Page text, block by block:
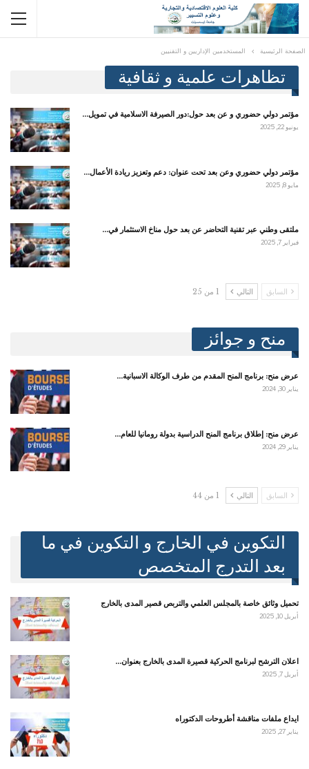
الصفحة الرئيسية المستخدمين الإداريين و التقنيين
تظاهرات علمية و ثقافية
مؤتمر دولي حضوري و عن بعد حول:دور الصيرفة الاسلامية في تمويل…
يونيو 22, 2025
مؤتمر دولي حضوري وعن بعد تحت عنوان: دعم وتعزيز ريادة الأعمال…
مايو 8, 2025
ملتقى وطني عبر تقنية التحاضر عن بعد حول مناخ الاستثمار في…
فبراير 7, 2025
السابق التالي 1 من 25
منح و جوائز
عرض منح: برنامج المنح المقدم من طرف الوكالة الاسبانية…
يناير 30, 2024
عرض منح: إطلاق برنامج المنح الدراسية بدولة رومانيا للعام…
يناير 29, 2024
السابق التالي 1 من 44
التكوين في الخارج و التكوين في ما
بعد التدرج المتخصص
تحميل وثائق خاصة بالمجلس العلمي والتربص قصير المدى بالخارج
أبريل 10, 2025
اعلان الترشح لبرنامج الحركية قصيرة المدى بالخارج بعنوان…
أبريل 7, 2025
ايداع ملفات مناقشة أطروحات الدكتوراه
يناير 27, 2025